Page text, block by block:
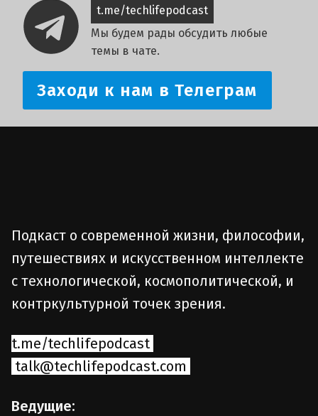
t.me/techlifepodcast
Мы будем рады обсудить любые
темы в чате.
Заходи к нам в Телеграм
Подкаст о современной жизни, философии,
путешествиях и искусственном интеллекте
с технологической, космополитической, и
контркультурной точек зрения.
t.me/techlifepodcast
talk@techlifepodcast.com
Ведущие: